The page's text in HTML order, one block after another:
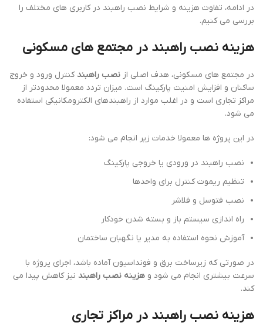
در ادامه، تفاوت هزینه و شرایط نصب راهبند در کاربری های مختلف را
بررسی می کنیم.
هزینه نصب راهبند در مجتمع های مسکونی
در مجتمع های مسکونی، هدف اصلی از نصب راهبند کنترل ورود و خروج
ساکنان و افزایش امنیت پارکینگ است. میزان تردد معمولا محدودتر از
مراکز تجاری است و در اغلب موارد از راهبندهای الکترومکانیکی استفاده
می شود.
در این پروژه ها معمولا خدمات زیر انجام می شود:
نصب راهبند در ورودی یا خروجی پارکینگ
تنظیم ریموت کنترل برای واحدها
نصب فتوسل و فلاشر
راه اندازی سیستم باز و بسته شدن خودکار
آموزش نحوه استفاده به مدیر یا نگهبان ساختمان
در صورتی که زیرساخت برق و فونداسیون آماده باشد، اجرای پروژه با
سرعت بیشتری انجام می شود و هزینه نصب راهبند نیز کاهش پیدا می
کند.
هزینه نصب راهبند در مراکز تجاری